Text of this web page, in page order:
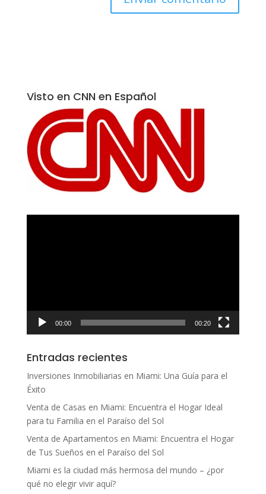
Visto en CNN en Español
00:00 00:20
Entradas recientes
Inversiones Inmobiliarias en Miami: Una Guía para el
Éxito
Venta de Casas en Miami: Encuentra el Hogar Ideal
para tu Familia en el Paraíso del Sol
Venta de Apartamentos en Miami: Encuentra el Hogar
de Tus Sueños en el Paraíso del Sol
Miami es la ciudad más hermosa del mundo – ¿por
qué no elegir vivir aquí?